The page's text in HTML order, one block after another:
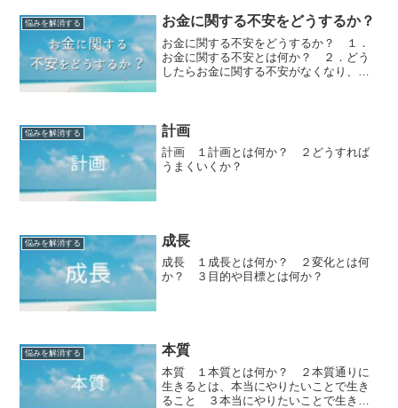
悩みを解消する お金に関する不安をどうするか？
お金に関する不安をどうするか？ １．
お金に関する不安とは何か？ ２．どう
したらお金に関する不安がなくなり、も
情を自覚していれば大丈夫
悩みを解消する 計画
計画 １計画とは何か？ ２どうすれば
うまくいくか？
悩みを解消する 成長
成長 １成長とは何か？ ２変化とは何
か？ ３目的や目標とは何か？
悩みを解消する 本質
本質 １本質とは何か？ ２本質通りに
生きるとは、本当にやりたいことで生き
ること ３本当にやりたいことで生きる